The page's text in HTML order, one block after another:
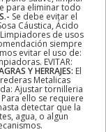
para eliminar todo
Se debe evitar el
Cáustica, Ácido
de usos
siempre
evitar el uso de:
EVITAR:
Y HERRAJES: El
Metalicas
Ajustar tornilleria
ello se requiere
detectar que la
agua, o algun